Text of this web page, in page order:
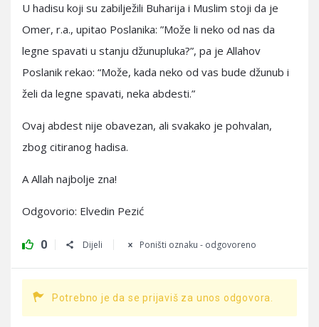
U hadisu koji su zabilježili Buharija i Muslim stoji da je
Omer, r.a., upitao Poslanika: ”Može li neko od nas da
legne spavati u stanju džunupluka?”, pa je Allahov
Poslanik rekao: “Može, kada neko od vas bude džunub i
želi da legne spavati, neka abdesti.”
Ovaj abdest nije obavezan, ali svakako je pohvalan,
zbog citiranog hadisa.
A Allah najbolje zna!
Odgovorio: Elvedin Pezić
0 Dijeli Poništi oznaku - odgovoreno
Potrebno je da se prijaviš za unos odgovora.